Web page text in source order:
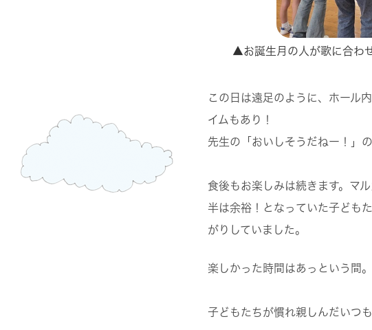
▲お誕生月の人が歌に合わ
この日は遠足のように、ホール
イムもあり！
先生の「おいしそうだねー！」
食後もお楽しみは続きます。マ
半は余裕！となっていた子ども
がりしていました。
楽しかった時間はあっという間
子どもたちが慣れ親しんだいつ